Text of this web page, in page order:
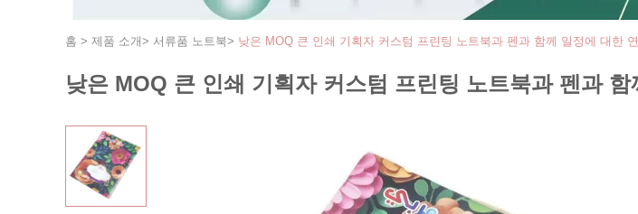
홈 > 제품 소개> 서류품 노트북> 낮은 MOQ 큰 인쇄 기획자 커스텀 프린팅 노트북과 펜과 함께 일정에 대한
낮은 MOQ 큰 인쇄 기획자 커스텀 프린팅 노트북과 펜과 함